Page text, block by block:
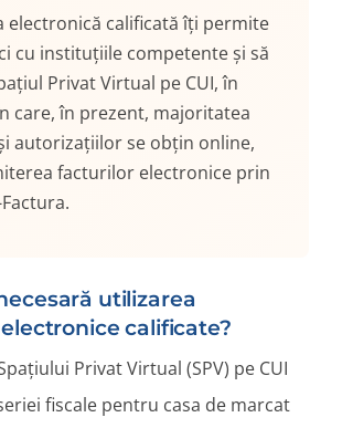
electronică calificată îți permite
cu instituțiile competente și să
Privat Virtual pe CUI, în
care, în prezent, majoritatea
autorizațiilor se obțin online,
facturilor electronice prin
utilizarea
calificate?
Privat Virtual (SPV) pe CUI
fiscale pentru casa de marcat